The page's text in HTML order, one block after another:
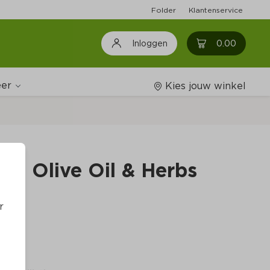
Folder Klantenservice
Inloggen 0.00 0
Wijnshop
Kies jouw winkel
Olive Oil & Herbs